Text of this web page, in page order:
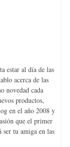
estar al día de las
acerca de las
novedad cada
productos,
en el año 2008 y
que el primer
ser tu amiga en las